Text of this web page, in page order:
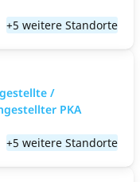
+5 weitere Standorte
/
PKA
+5 weitere Standorte